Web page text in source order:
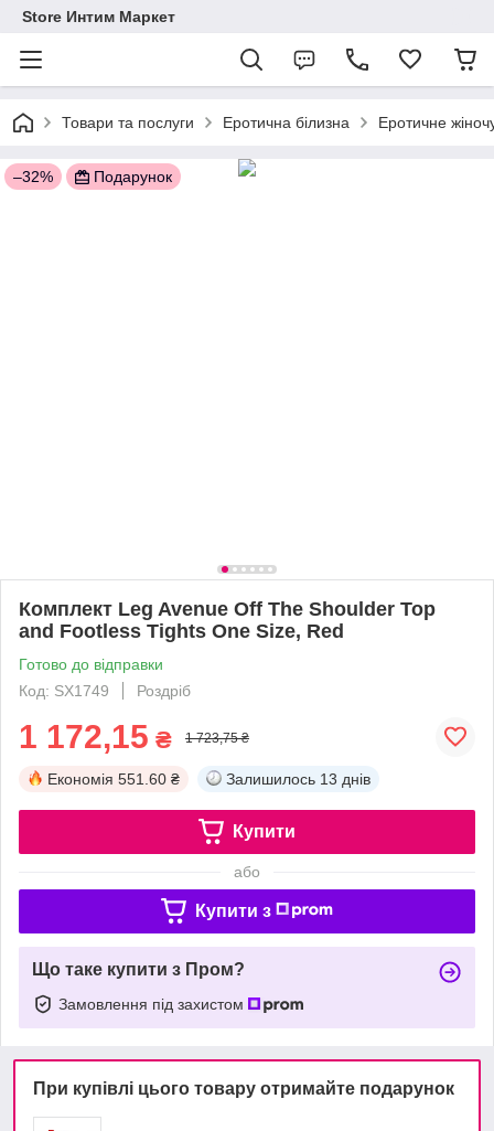
Store Интим Маркет
Товари та послуги Еротична білизна Еротичне
–32% Подарунок
Комплект Leg Avenue Off The Shoulder Top
and Footless Tights One Size, Red
Готово до відправки
Код: SX1749
Роздріб
1 172,15 ₴ 1 723,75 ₴
Економія 551.60 ₴ Залишилось 13 днів
Купити
або
Купити з
Що таке купити з Пром?
Замовлення під захистом
При купівлі цього товару отримайте подарунок